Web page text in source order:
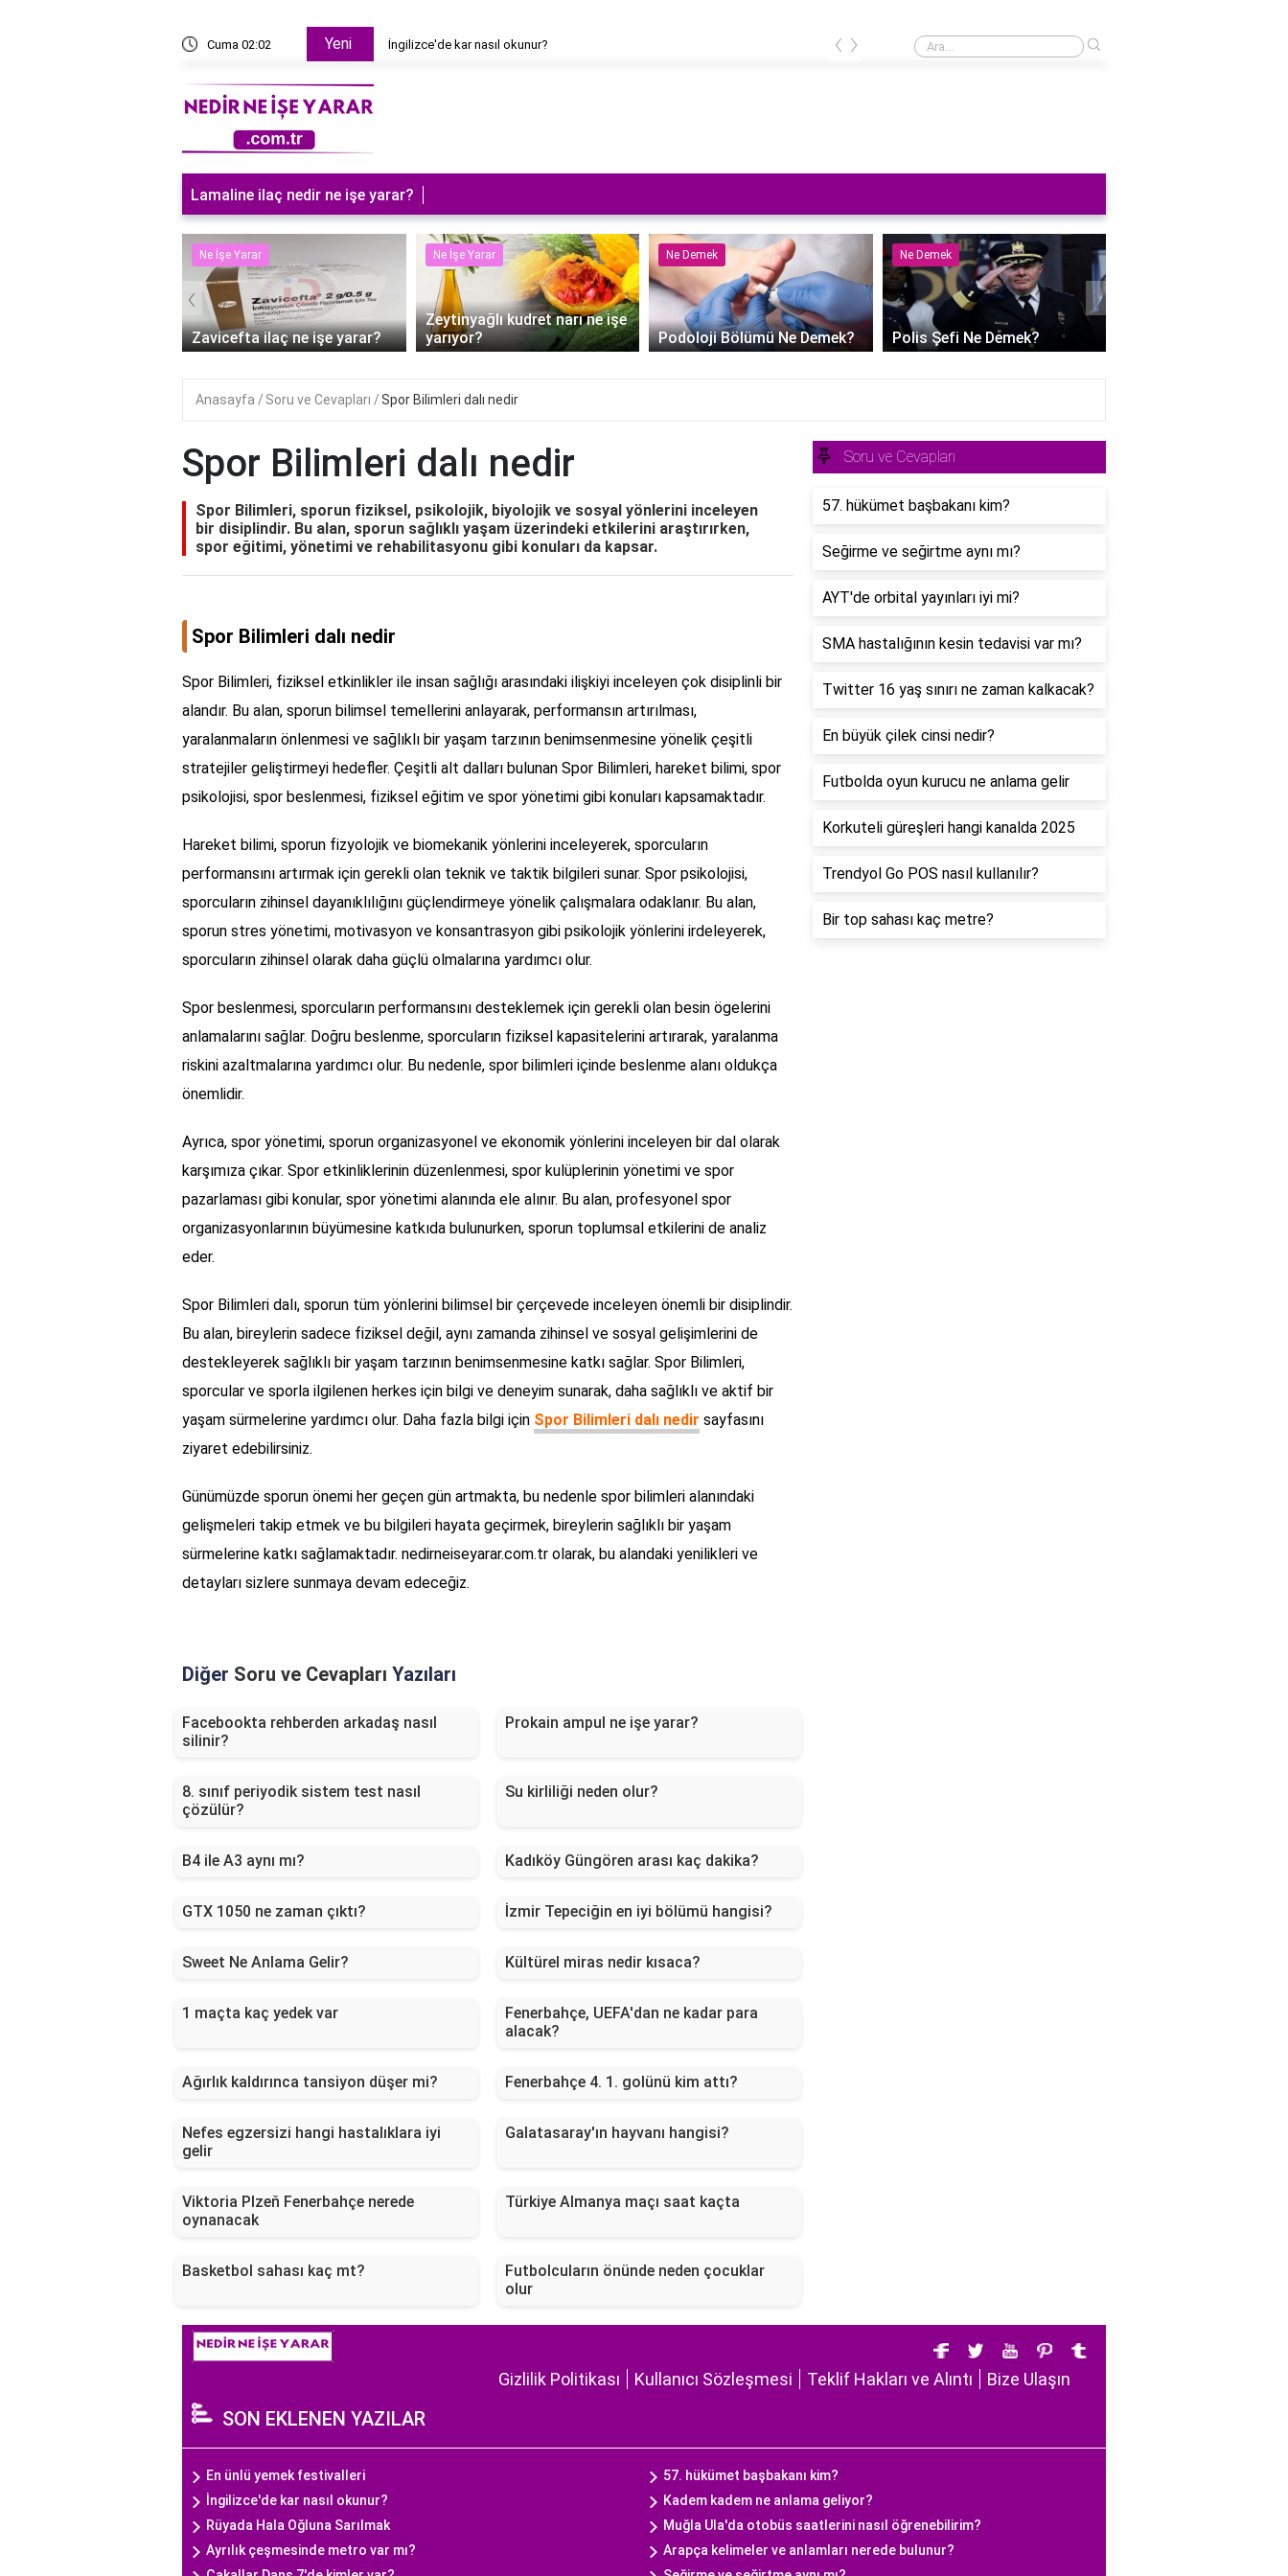
Cuma 02:02 Yeni İngilizce'de kar nasıl okunur? İngilizce'de kar nasıl okunur?
‹ ›
Lamaline ilaç nedir ne işe yarar?
Ne İşe Yarar
Zavicefta ilaç ne işe yarar?
Ne İşe Yarar
Zeytinyağlı kudret narı ne işe
yarıyor?
Ne Demek
Podoloji Bölümü Ne Demek?
Ne Demek
Polis Şefi Ne Demek?
‹ ›
Anasayfa Soru ve Cevapları Spor Bilimleri dalı nedir
Spor Bilimleri dalı nedir
Spor Bilimleri, sporun fiziksel, psikolojik, biyolojik ve sosyal yönlerini inceleyen
bir disiplindir. Bu alan, sporun sağlıklı yaşam üzerindeki etkilerini araştırırken,
spor eğitimi, yönetimi ve rehabilitasyonu gibi konuları da kapsar.
Spor Bilimleri dalı nedir
Spor Bilimleri, fiziksel etkinlikler ile insan sağlığı arasındaki ilişkiyi inceleyen çok disiplinli bir
alandır. Bu alan, sporun bilimsel temellerini anlayarak, performansın artırılması,
yaralanmaların önlenmesi ve sağlıklı bir yaşam tarzının benimsenmesine yönelik çeşitli
stratejiler geliştirmeyi hedefler. Çeşitli alt dalları bulunan Spor Bilimleri, hareket bilimi, spor
psikolojisi, spor beslenmesi, fiziksel eğitim ve spor yönetimi gibi konuları kapsamaktadır.
Hareket bilimi, sporun fizyolojik ve biomekanik yönlerini inceleyerek, sporcuların
performansını artırmak için gerekli olan teknik ve taktik bilgileri sunar. Spor psikolojisi,
sporcuların zihinsel dayanıklılığını güçlendirmeye yönelik çalışmalara odaklanır. Bu alan,
sporun stres yönetimi, motivasyon ve konsantrasyon gibi psikolojik yönlerini irdeleyerek,
sporcuların zihinsel olarak daha güçlü olmalarına yardımcı olur.
Spor beslenmesi, sporcuların performansını desteklemek için gerekli olan besin ögelerini
anlamalarını sağlar. Doğru beslenme, sporcuların fiziksel kapasitelerini artırarak, yaralanma
riskini azaltmalarına yardımcı olur. Bu nedenle, spor bilimleri içinde beslenme alanı oldukça
önemlidir.
Ayrıca, spor yönetimi, sporun organizasyonel ve ekonomik yönlerini inceleyen bir dal olarak
karşımıza çıkar. Spor etkinliklerinin düzenlenmesi, spor kulüplerinin yönetimi ve spor
pazarlaması gibi konular, spor yönetimi alanında ele alınır. Bu alan, profesyonel spor
organizasyonlarının büyümesine katkıda bulunurken, sporun toplumsal etkilerini de analiz
eder.
Spor Bilimleri dalı, sporun tüm yönlerini bilimsel bir çerçevede inceleyen önemli bir disiplindir.
Bu alan, bireylerin sadece fiziksel değil, aynı zamanda zihinsel ve sosyal gelişimlerini de
destekleyerek sağlıklı bir yaşam tarzının benimsenmesine katkı sağlar. Spor Bilimleri,
sporcular ve sporla ilgilenen herkes için bilgi ve deneyim sunarak, daha sağlıklı ve aktif bir
yaşam sürmelerine yardımcı olur. Daha fazla bilgi için Spor Bilimleri dalı nedir sayfasını
ziyaret edebilirsiniz.
Günümüzde sporun önemi her geçen gün artmakta, bu nedenle spor bilimleri alanındaki
gelişmeleri takip etmek ve bu bilgileri hayata geçirmek, bireylerin sağlıklı bir yaşam
sürmelerine katkı sağlamaktadır. nedirneiseyarar.com.tr olarak, bu alandaki yenilikleri ve
detayları sizlere sunmaya devam edeceğiz.
Diğer Soru ve Cevapları Yazıları
Facebookta rehberden arkadaş nasıl
silinir?
Prokain ampul ne işe yarar?
8. sınıf periyodik sistem test nasıl
çözülür?
Su kirliliği neden olur?
B4 ile A3 aynı mı? Kadıköy Güngören arası kaç dakika?
GTX 1050 ne zaman çıktı? İzmir Tepeciğin en iyi bölümü hangisi?
Sweet Ne Anlama Gelir? Kültürel miras nedir kısaca?
1 maçta kaç yedek var
Fenerbahçe, UEFA'dan ne kadar para
alacak?
Ağırlık kaldırınca tansiyon düşer mi? Fenerbahçe 4. 1. golünü kim attı?
Nefes egzersizi hangi hastalıklara iyi
gelir
Galatasaray'ın hayvanı hangisi?
Viktoria Plzeň Fenerbahçe nerede
oynanacak
Türkiye Almanya maçı saat kaçta
Basketbol sahası kaç mt?
Futbolcuların önünde neden çocuklar
olur
Soru ve Cevapları
57. hükümet başbakanı kim?
Seğirme ve seğirtme aynı mı?
AYT'de orbital yayınları iyi mi?
SMA hastalığının kesin tedavisi var mı?
Twitter 16 yaş sınırı ne zaman kalkacak?
En büyük çilek cinsi nedir?
Futbolda oyun kurucu ne anlama gelir
Korkuteli güreşleri hangi kanalda 2025
Trendyol Go POS nasıl kullanılır?
Bir top sahası kaç metre?
Gizlilik Politikası Kullanıcı Sözleşmesi Teklif Hakları ve Alıntı Bize Ulaşın
SON EKLENEN YAZILAR
En ünlü yemek festivalleri
57. hükümet başbakanı kim?
İngilizce'de kar nasıl okunur?
Kadem kadem ne anlama geliyor?
Rüyada Hala Oğluna Sarılmak
Muğla Ula'da otobüs saatlerini nasıl öğrenebilirim?
Ayrılık çeşmesinde metro var mı?
Arapça kelimeler ve anlamları nerede bulunur?